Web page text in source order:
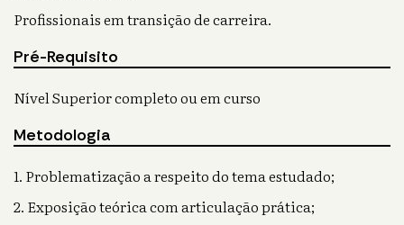
Profissionais em transição de carreira.
Pré-Requisito
Nível Superior completo ou em curso
Metodologia
1. Problematização a respeito do tema estudado;
2. Exposição teórica com articulação prática;